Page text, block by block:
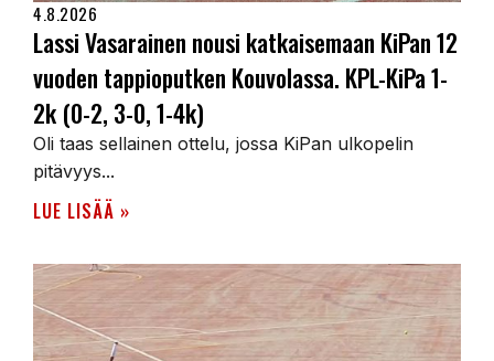
4.8.2026
Lassi Vasarainen nousi katkaisemaan KiPan 12
vuoden tappioputken Kouvolassa. KPL-KiPa 1-
2k (0-2, 3-0, 1-4k)
Oli taas sellainen ottelu, jossa KiPan ulkopelin
pitävyys...
LUE LISÄÄ »